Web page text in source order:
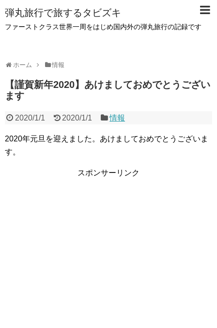
弾丸旅行で旅するタビズキ
ファーストクラス世界一周をはじめ国内外の弾丸旅行の記録です
ホーム 情報
【謹賀新年2020】あけましておめでとうござい
ます
2020/1/1 2020/1/1 情報
2020年元旦を迎えました。あけましておめでとうございま
す。
スポンサーリンク